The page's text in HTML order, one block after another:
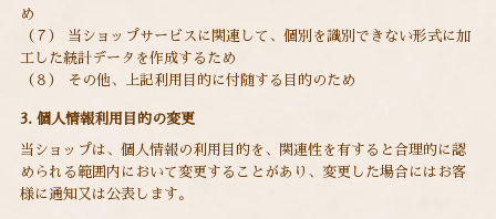
め
（７） 当ショップサービスに関連して、個別を識別できない形式に加
工した統計データを作成するため
（８） その他、上記利用目的に付随する目的のため
3. 個人情報利用目的の変更
当ショップは、個人情報の利用目的を、関連性を有すると合理的に認
められる範囲内において変更することがあり、変更した場合にはお客
様に通知又は公表します。